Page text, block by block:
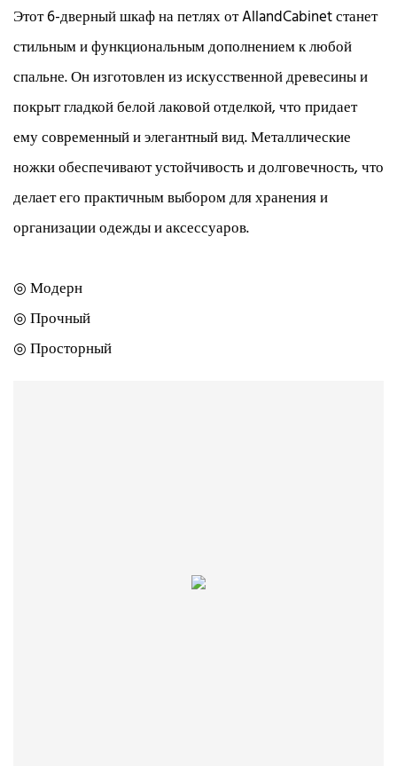
Этот 6-дверный шкаф на петлях от AllandCabinet станет
стильным и функциональным дополнением к любой
спальне. Он изготовлен из искусственной древесины и
покрыт гладкой белой лаковой отделкой, что придает
ему современный и элегантный вид. Металлические
ножки обеспечивают устойчивость и долговечность, что
делает его практичным выбором для хранения и
организации одежды и аксессуаров.
◎ Модерн
◎ Прочный
◎ Просторный